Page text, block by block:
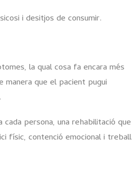
i desitjos de consumir.
la qual cosa fa encara més
que el pacient pugui
persona, una rehabilitació que
físic, contenció emocional i treball